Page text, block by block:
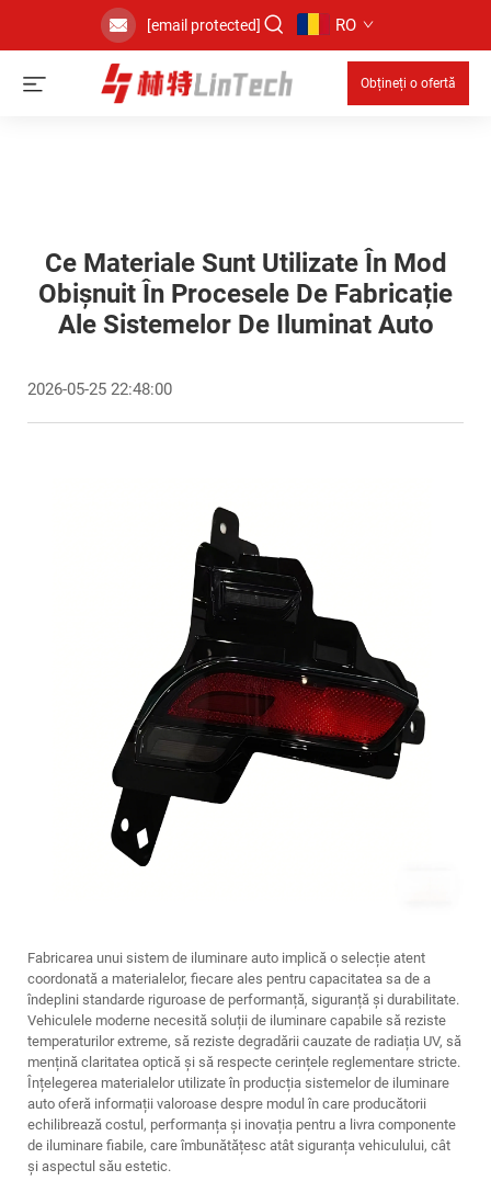
[email protected] RO
Obțineți o ofertă
Ce Materiale Sunt Utilizate În Mod
Obișnuit În Procesele De Fabricație
Ale Sistemelor De Iluminat Auto
2026-05-25 22:48:00
Fabricarea unui sistem de iluminare auto implică o selecție atent
coordonată a materialelor, fiecare ales pentru capacitatea sa de a
îndeplini standarde riguroase de performanță, siguranță și durabilitate.
Vehiculele moderne necesită soluții de iluminare capabile să reziste
temperaturilor extreme, să reziste degradării cauzate de radiația UV, să
mențină claritatea optică și să respecte cerințele reglementare stricte.
Înțelegerea materialelor utilizate în producția sistemelor de iluminare
auto oferă informații valoroase despre modul în care producătorii
echilibrează costul, performanța și inovația pentru a livra componente
de iluminare fiabile, care îmbunătățesc atât siguranța vehiculului, cât
și aspectul său estetic.